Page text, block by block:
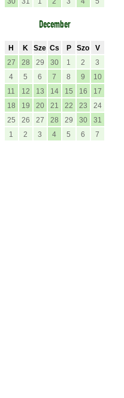
December
H K Sze Cs P Szo
V
27
28 29 30 1 2
3
4
5 6 7 8 9
10
11
12 13 14 15 16
17
18
19 20 21 22 23
24
25
26 27 28 29 30
31
1
2 3 4 5 6 7